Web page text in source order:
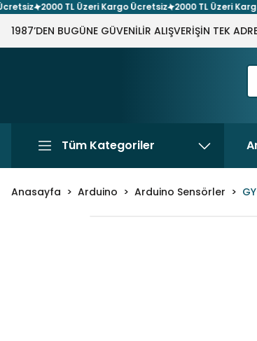
2000 TL Üzeri Kargo Ücretsiz 2000 TL Üzeri Kargo
1987’DEN BUGÜNE GÜVENİLİR ALIŞVERİŞİN TEK
Tüm Kategoriler
Anasayfa Arduino Arduino Sensörler